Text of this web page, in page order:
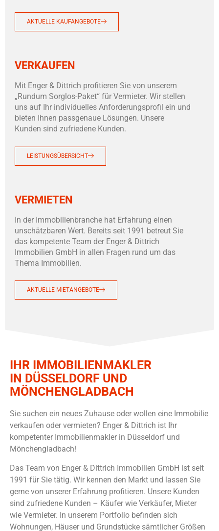
AKTUELLE KAUFANGEBOTE
VERKAUFEN
Mit Enger & Dittrich profitieren Sie von unserem
„Rundum Sorglos-Paket“ für Vermieter. Wir stellen
uns auf Ihr individuelles Anforderungsprofil ein und
bieten Ihnen passgenaue Lösungen. Unsere
Kunden sind zufriedene Kunden.
LEISTUNGSÜBERSICHT
VERMIETEN
In der Immobilienbranche hat Erfahrung einen
unschätzbaren Wert. Bereits seit 1991 betreut Sie
das kompetente Team der Enger & Dittrich
Immobilien GmbH in allen Fragen rund um das
Thema Immobilien.
AKTUELLE MIETANGEBOTE
IHR IMMOBILIENMAKLER
IN DÜSSELDORF UND
MÖNCHENGLADBACH
Sie suchen ein neues Zuhause oder wollen eine Immobilie
verkaufen oder vermieten? Enger & Dittrich ist Ihr
kompetenter Immobilienmakler in Düsseldorf und
Mönchengladbach!
Das Team von Enger & Dittrich Immobilien GmbH ist seit
1991 für Sie tätig. Wir kennen den Markt und lassen Sie
gerne von unserer Erfahrung profitieren. Unsere Kunden
sind zufriedene Kunden – Käufer wie Verkäufer, Mieter
wie Vermieter. In unserem Portfolio befinden sich
Wohnungen, Häuser und Grundstücke sämtlicher Größen